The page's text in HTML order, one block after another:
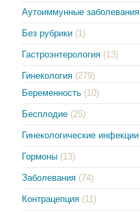
Аутоиммунные заболевания
Без рубрики (1)
Гастроэнтерология (13)
Гинекология (279)
Беременность (10)
Бесплодие (25)
Гинекологические инфекции
Гормоны (13)
Заболевания (74)
Контрацепция (11)